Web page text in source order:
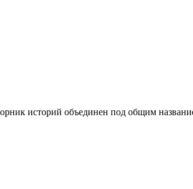
историй объединен под общим